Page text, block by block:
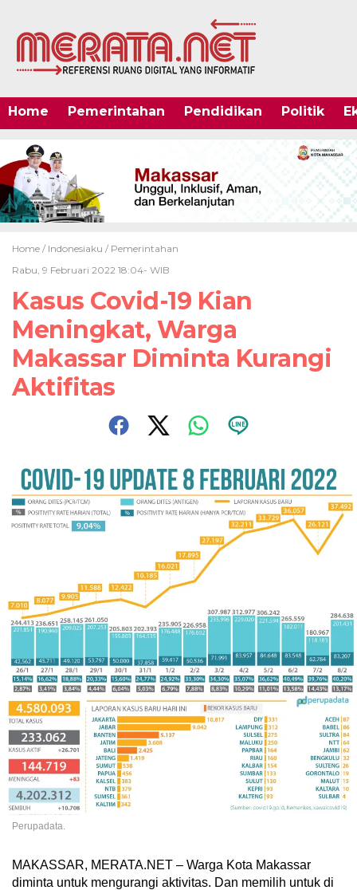
Home Pemerintahan Pendidikan Politik
Home / Indonesiaku / Pemerintahan
Rabu, 9 Februari 2022 18:04- WIB
Kasus Covid-19 Kian
Meningkat, Warga
Makassar Diminta Kurangi
Aktifitas
Perupadata.
MAKASSAR, MERATA.NET – Warga Kota Makassar
diminta untuk mengurangi aktivitas. Dan memilih untuk di